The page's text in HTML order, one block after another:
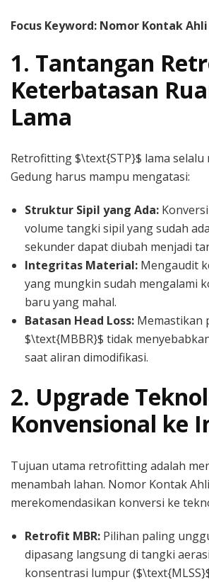
Focus Keyword: Nomor Kontak Ahli
1. Tantangan
Keterbatasan
Lama
Retrofitting $\text{STP}$ lama
Gedung harus mampu mengatasi:
Struktur Sipil yang Ada:
volume tangki sipil yang sudah
sekunder dapat diubah menjadi
Integritas Material: Mengaudit
yang mungkin sudah mengalami
baru yang mahal.
Batasan Head Loss: Memastikan
$\text{MBBR}$ tidak
saat aliran dimodifikasi.
2. Upgrade
Konvensional ke
Tujuan utama retrofitting adalah
menambah lahan. Nomor Kontak
merekomendasikan konversi ke
Retrofit MBR: Pilihan paling
dipasang langsung di tangki
konsentrasi lumpur